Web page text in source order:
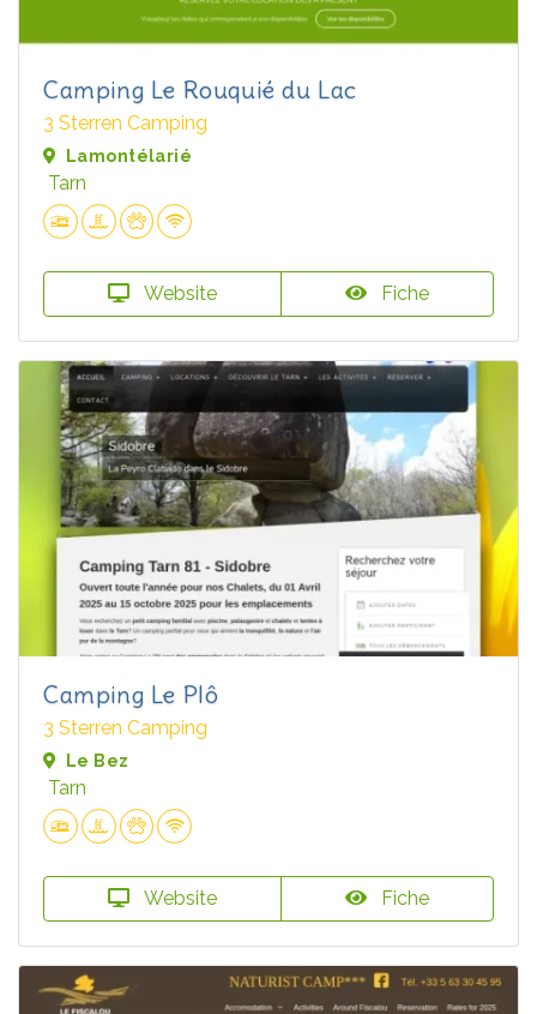
Camping Le Rouquié du Lac
3 Sterren Camping
Lamontélarié
Tarn
Website Fiche
Camping Le Plô
3 Sterren Camping
Le Bez
Tarn
Website Fiche